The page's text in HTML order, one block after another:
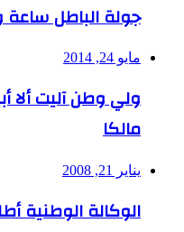
جولة الباطل
مايو 24, 2014
ولي وطن آليت ألا
مالكا
يناير 21, 2008
الوكالة الوطنية